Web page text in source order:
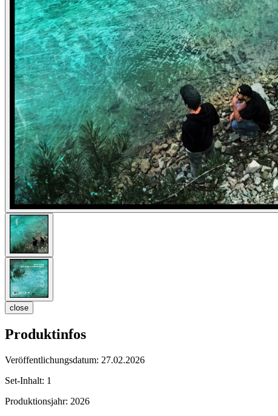
close
Produktinfos
Veröffentlichungsdatum: 27.02.2026
Set-Inhalt: 1
Produktionsjahr: 2026